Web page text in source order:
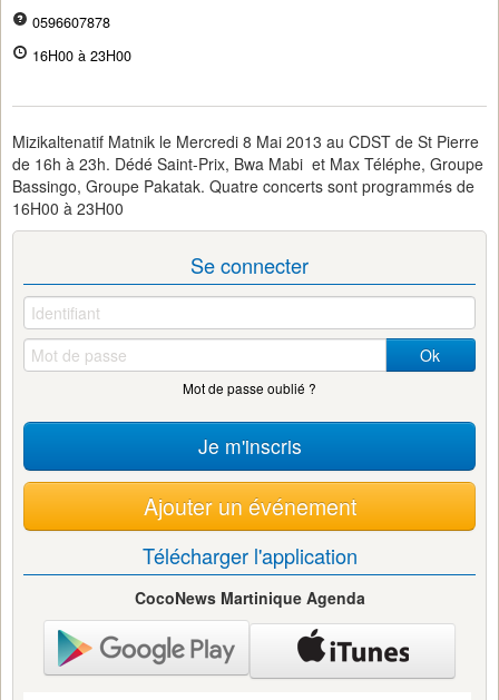
0596607878
16H00 à 23H00
Mizikaltenatif Matnik le Mercredi 8 Mai 2013 au CDST de St Pierre
de 16h à 23h. Dédé Saint-Prix, Bwa Mabi et Max Téléphe, Groupe
Bassingo, Groupe Pakatak. Quatre concerts sont programmés de
16H00 à 23H00
Se connecter
Ok
Mot de passe oublié ?
Je m'inscris
Ajouter un événement
Télécharger l'application
CocoNews Martinique Agenda